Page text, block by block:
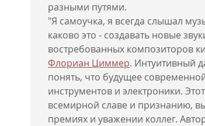
разными путями.
"Я самоучка, я всегда слышал
каково это - создавать новые
востребованных композиторов
Флориан Циммер. Интуитивный
понять, что будущее
инструментов и электроники.
всемирной славе и признанию,
премиях и уважении коллег.